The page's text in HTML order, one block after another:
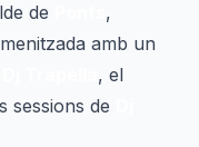
de
,
amb un
, el
sessions de